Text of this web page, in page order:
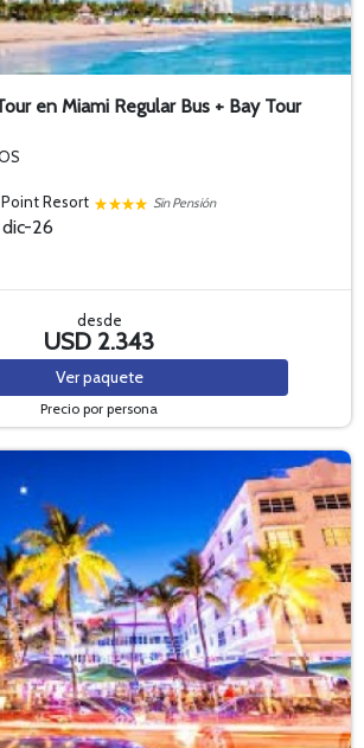
en Miami Regular Bus + Bay Tour
Resort
Sin Pensión
dic-26
desde
USD 2.343
Verpaquete
Precio por persona